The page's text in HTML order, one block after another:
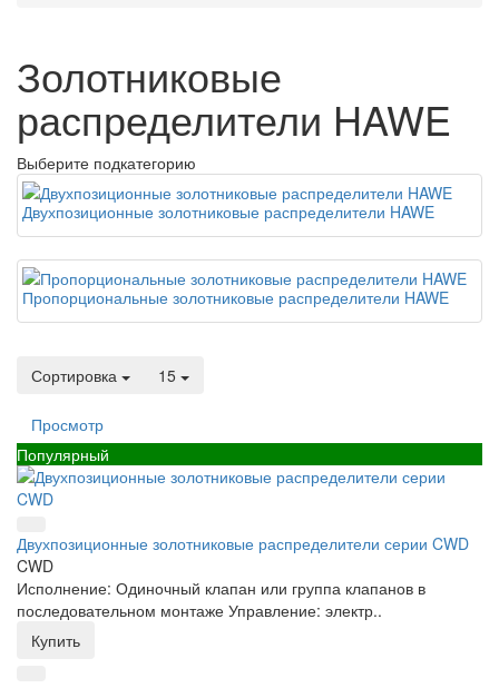
Золотниковые
распределители HAWE
Выберите подкатегорию
Двухпозиционные золотниковые распределители HAWE
Пропорциональные золотниковые распределители HAWE
Сортировка 15
Просмотр
Популярный
Двухпозиционные золотниковые распределители серии CWD
CWD
Исполнение: Одиночный клапан или группа клапанов в
последовательном монтаже Управление: электр..
Купить